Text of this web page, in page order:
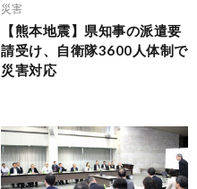
災害
【熊本地震】県知事の派遣要
請受け、自衛隊3600人体制で
災害対応